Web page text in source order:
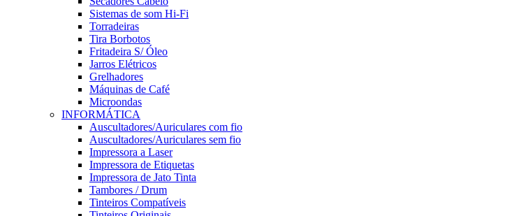
Sistemas de som Hi-Fi
Torradeiras
Tira Borbotos
Fritadeira S/ Óleo
Jarros Elétricos
Grelhadores
Máquinas de Café
Microondas
INFORMÁTICA
Auscultadores/Auriculares com fio
Auscultadores/Auriculares sem fio
Impressora a Laser
Impressora de Etiquetas
Impressora de Jato Tinta
Tambores / Drum
Tinteiros Compatíveis